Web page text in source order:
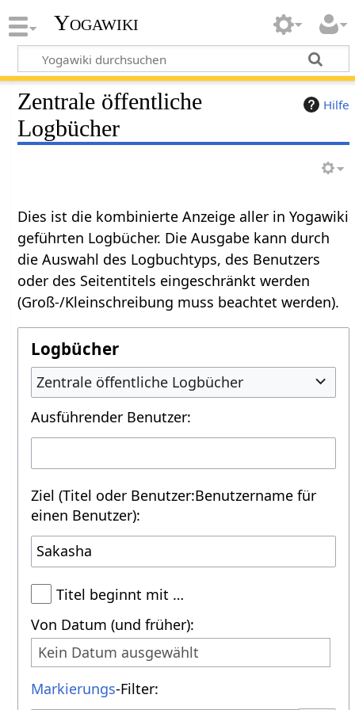
Yogawiki
Hilfe
Zentrale öffentliche
Logbücher
Dies ist die kombinierte Anzeige aller in Yogawiki
geführten Logbücher. Die Ausgabe kann durch
die Auswahl des Logbuchtyps, des Benutzers
oder des Seitentitels eingeschränkt werden
(Groß-/Kleinschreibung muss beachtet werden).
Logbücher
Zentrale öffentliche Logbücher
Ausführender Benutzer:
Ziel (Titel oder Benutzer:Benutzername für
einen Benutzer):
Titel beginnt mit …
Von Datum (und früher):
Kein Datum ausgewählt
Markierungs-Filter: